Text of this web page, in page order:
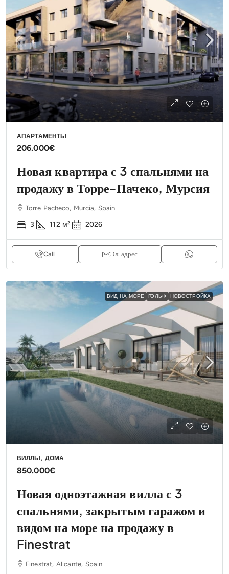
АПАРТАМЕНТЫ
206.000€
Новая квартира с 3 спальнями на
продажу в Торре-Пачеко, Мурсия
Torre Pacheco, Murcia, Spain
3 112 м² 2026
Call Эл. адрес
ВИД НА МОРЕ ГОЛЬФ НОВОСТРОЙКА
ВИЛЛЫ, ДОМА
850.000€
Новая одноэтажная вилла с 3
спальнями, закрытым гаражом и
видом на море на продажу в
Finestrat
Finestrat, Alicante, Spain